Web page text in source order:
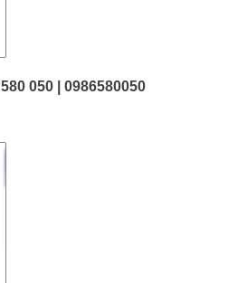
050 | 0986580050